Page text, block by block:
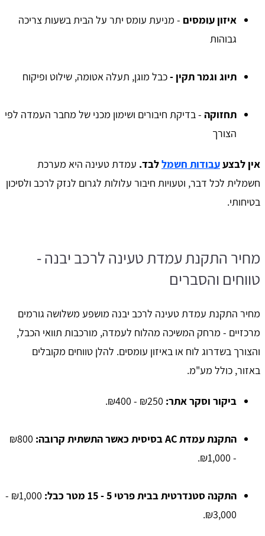
איזון עומסים - מניעת עומס יתר על הבית בשעות צריכה
גבוהות
תיוג וגמר תקין -כבל מוגן, תעלה אטומה, שילוט ופיקוח
תחזוקה - בדיקת חיבורים ושימון מכני של מחבר העמדה לפי
הצורך
אין לבצעעבודות חשמללבד. עמדת טעינה היא מערכת
חשמלית לכל דבר, וטעויות חיבור עלולות לגרום לנזק לרכב ולסיכון
בטיחותי.
מחיר התקנת עמדת טעינה לרכב יבנה -
טווחים והסברים
מחיר התקנת עמדת טעינה לרכב יבנה מושפע משלושה גורמים
מרכזיים - מרחק המשיכה מהלוח לעמדה, מורכבות תוואי הכבל,
והצורך בשדרוג לוח או באיזון עומסים. להלן טווחים מקובלים
באזור, כולל מע"מ.
ביקור וסקר אתר:
התקנת עמדת AC בסיסית כאשר התשתית קרובה:
₪800
- ₪1,000.
התקנה סטנדרטית בבית פרטי 5 - 15 מטר כבל:
₪1,000 -
₪3,000.